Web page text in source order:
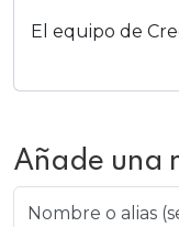
El equipo de
Añade una
Nombre o alias